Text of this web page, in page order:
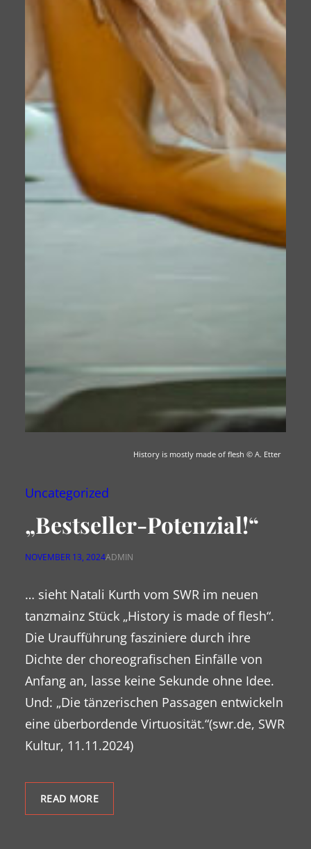
History is mostly made of flesh © A. Etter
Uncategorized
„Bestseller-Potenzial!“
NOVEMBER 13, 2024ADMIN
… sieht Natali Kurth vom SWR im neuen
tanzmainz Stück „History is made of flesh“.
Die Uraufführung fasziniere durch ihre
Dichte der choreografischen Einfälle von
Anfang an, lasse keine Sekunde ohne Idee.
Und: „Die tänzerischen Passagen entwickeln
eine überbordende Virtuosität.“(swr.de, SWR
Kultur, 11.11.2024)
READ MORE